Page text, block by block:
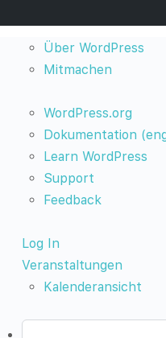
Über
WordPress
Über WordPress
Mitmachen
WordPress.org
Dokumentation
Learn WordPress
Support
Feedback
Log In
Veranstaltungen
Kalenderansicht